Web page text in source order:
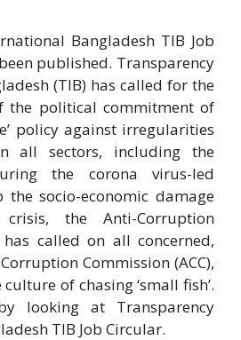
Bangladesh TIB Job
published. Transparency
(TIB) has called for the
the political commitment of
policy against irregularities
all sectors, including the
the corona virus-led
socio-economic damage
the Anti-Corruption
called on all concerned,
Commission (ACC),
of chasing ‘small fish’.
looking at Transparency
TIB Job Circular.